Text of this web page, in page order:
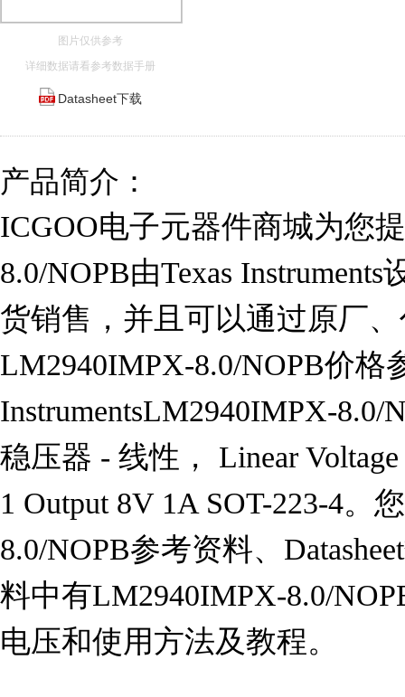
图片仅供参考
详细数据请看参考数据手册
Datasheet下载
产品简介：
ICGOO电子元器件商城为您
8.0/NOPB由Texas
货销售，并且可以通过原厂
LM2940IMPX-8.0/NOPB价格
InstrumentsLM2940IMPX-
稳压器 - 线性， Linear
1 Output 8V 1A SOT-223-4。
8.0/NOPB参考资料、
料中有LM2940IMPX-8.0/
电压和使用方法及教程。